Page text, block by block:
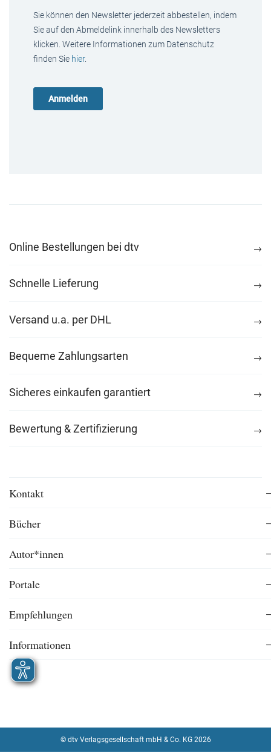
Sie können den Newsletter jederzeit abbestellen, indem
Sie auf den Abmeldelink innerhalb des Newsletters
klicken. Weitere Informationen zum Datenschutz
finden Sie hier.
Online Bestellungen bei dtv
Schnelle Lieferung
Versand u.a. per DHL
Bequeme Zahlungsarten
Sicheres einkaufen garantiert
Bewertung & Zertifizierung
Kontakt
Bücher
Autor*innen
Portale
Empfehlungen
Informationen
© dtv Verlagsgesellschaft mbH & Co. KG 2026